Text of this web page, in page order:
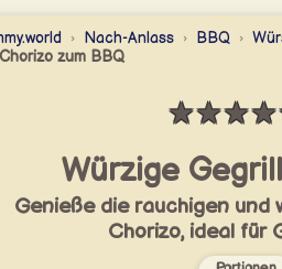
Nach-Anlass BBQ
zum BBQ
★★★★
Würzige
Genieße die rauchigen und
Chorizo, ideal für